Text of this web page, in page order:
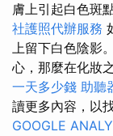
膚上引起白色斑
社護照代辦服務
上留下白色陰影。
心，那麼在化妝
一天多少錢 助聽
讀更多內容，以
GOOGLE